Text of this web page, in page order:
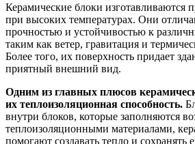
Керамические блоки изготавливаются
при высоких температурах. Они
прочностью и устойчивостью к
таким как ветер, гравитация и
Более того, их поверхность придает
приятный внешний вид.
Одним из главных плюсов
их теплоизоляционная способность.
внутри блоков, которые заполняются
теплоизоляционными материалами,
помогают создавать тепло и